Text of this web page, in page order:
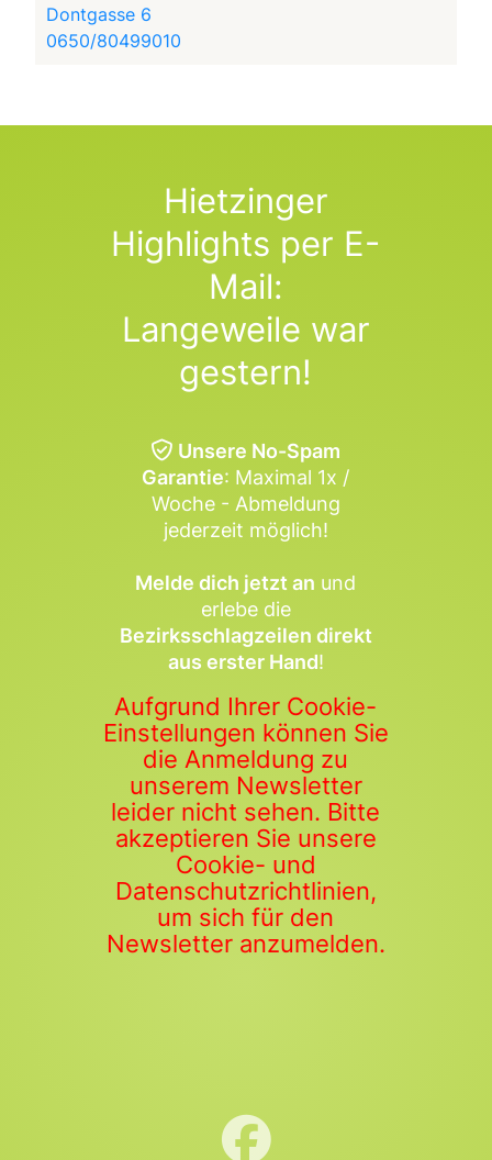
Dontgasse 6
0650/80499010
Hietzinger
Highlights per E-
Mail:
Langeweile war
gestern!
Unsere No-Spam
Garantie: Maximal 1x /
Woche - Abmeldung
jederzeit möglich!
Melde dich jetzt an und
erlebe die
Bezirksschlagzeilen direkt
aus erster Hand!
Aufgrund Ihrer Cookie-
Einstellungen können Sie
die Anmeldung zu
unserem Newsletter
leider nicht sehen. Bitte
akzeptieren Sie unsere
Cookie- und
Datenschutzrichtlinien,
um sich für den
Newsletter anzumelden.